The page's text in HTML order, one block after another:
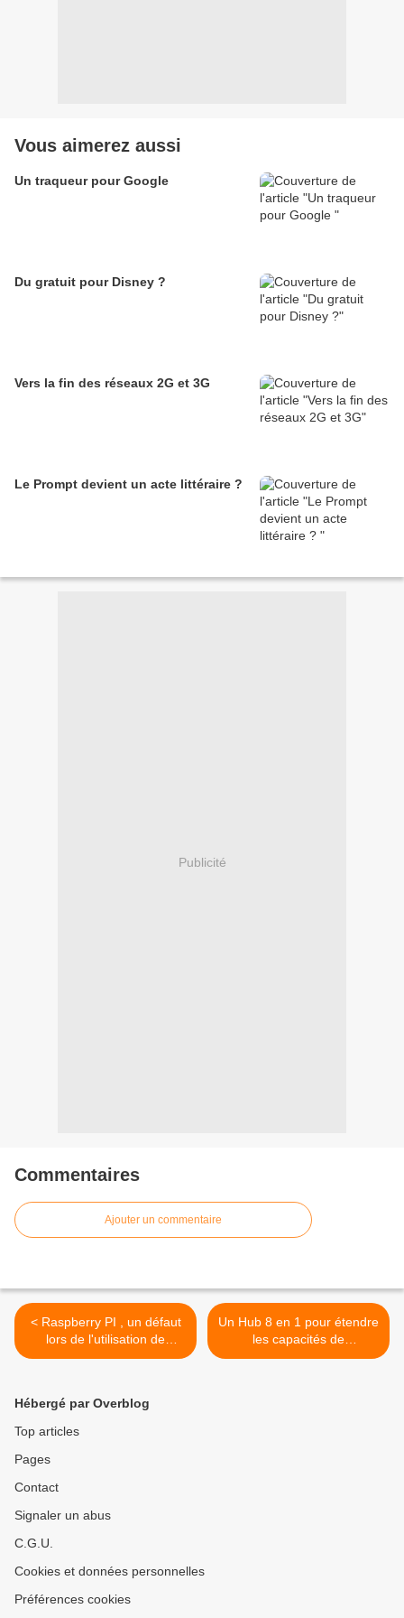
Vous aimerez aussi
Un traqueur pour Google
Du gratuit pour Disney ?
Vers la fin des réseaux 2G et 3G
Le Prompt devient un acte littéraire ?
Publicité
Commentaires
Ajouter un commentaire
< Raspberry PI , un défaut
lors de l'utilisation de
L'USB-C
Un Hub 8 en 1 pour étendre
les capacités de
raccordement du MacBook
Hébergé par Overblog
Top articles
Pages
Contact
Signaler un abus
C.G.U.
Cookies et données personnelles
Préférences cookies